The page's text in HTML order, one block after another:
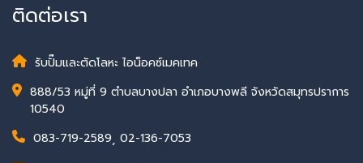
ติดต่อเรา
รับปั๊มและตัดโลหะ ไอน็อคซ์เมคเทค
888/53 หมู่ที่ 9 ตำบลบางปลา อำเภอบางพลี จังหวัดสมุทรปราการ
10540
083-719-2589, 02-136-7053